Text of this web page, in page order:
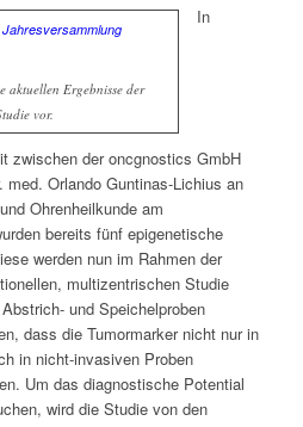
aktuellen Ergebnisse der
vor.
In
zwischen der oncgnostics GmbH
med. Orlando Guntinas-Lichius an
Ohrenheilkunde am
bereits fünf epigenetische
werden nun im Rahmen der
multizentrischen Studie
und Speichelproben
dass die Tumormarker nicht nur in
in nicht-invasiven Proben
Um das diagnostische Potential
wird die Studie von den